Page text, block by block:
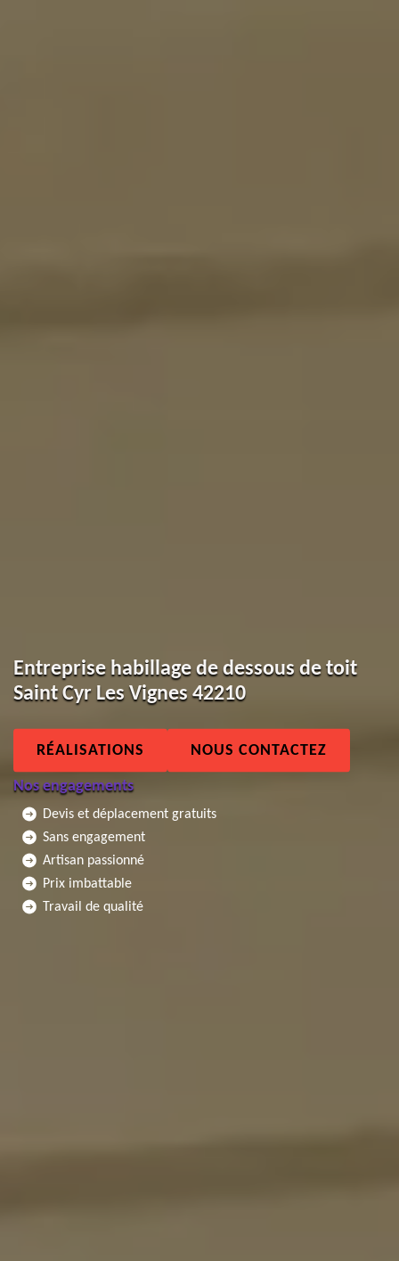
Entreprise habillage de dessous de toit
Saint Cyr Les Vignes 42210
RÉALISATIONS NOUS CONTACTEZ
Nos engagements
Devis et déplacement gratuits
Sans engagement
Artisan passionné
Prix imbattable
Travail de qualité